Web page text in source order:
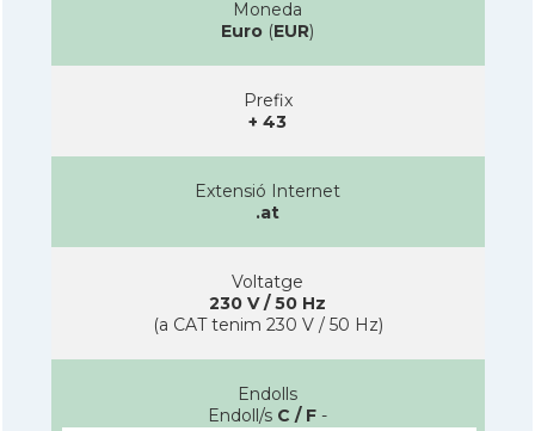
Moneda
Euro (EUR)
Prefix
+ 43
Extensió Internet
.at
Voltatge
230 V / 50 Hz
(a CAT tenim 230 V / 50 Hz)
Endolls
Endoll/s C / F -